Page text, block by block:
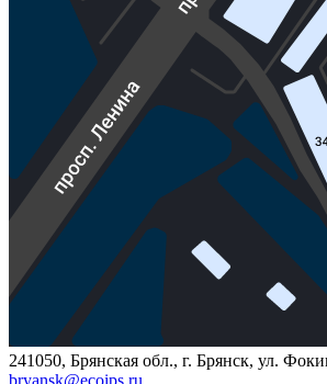
241050, Брянская обл., г. Брянск, ул.
bryansk@ecoips.ru